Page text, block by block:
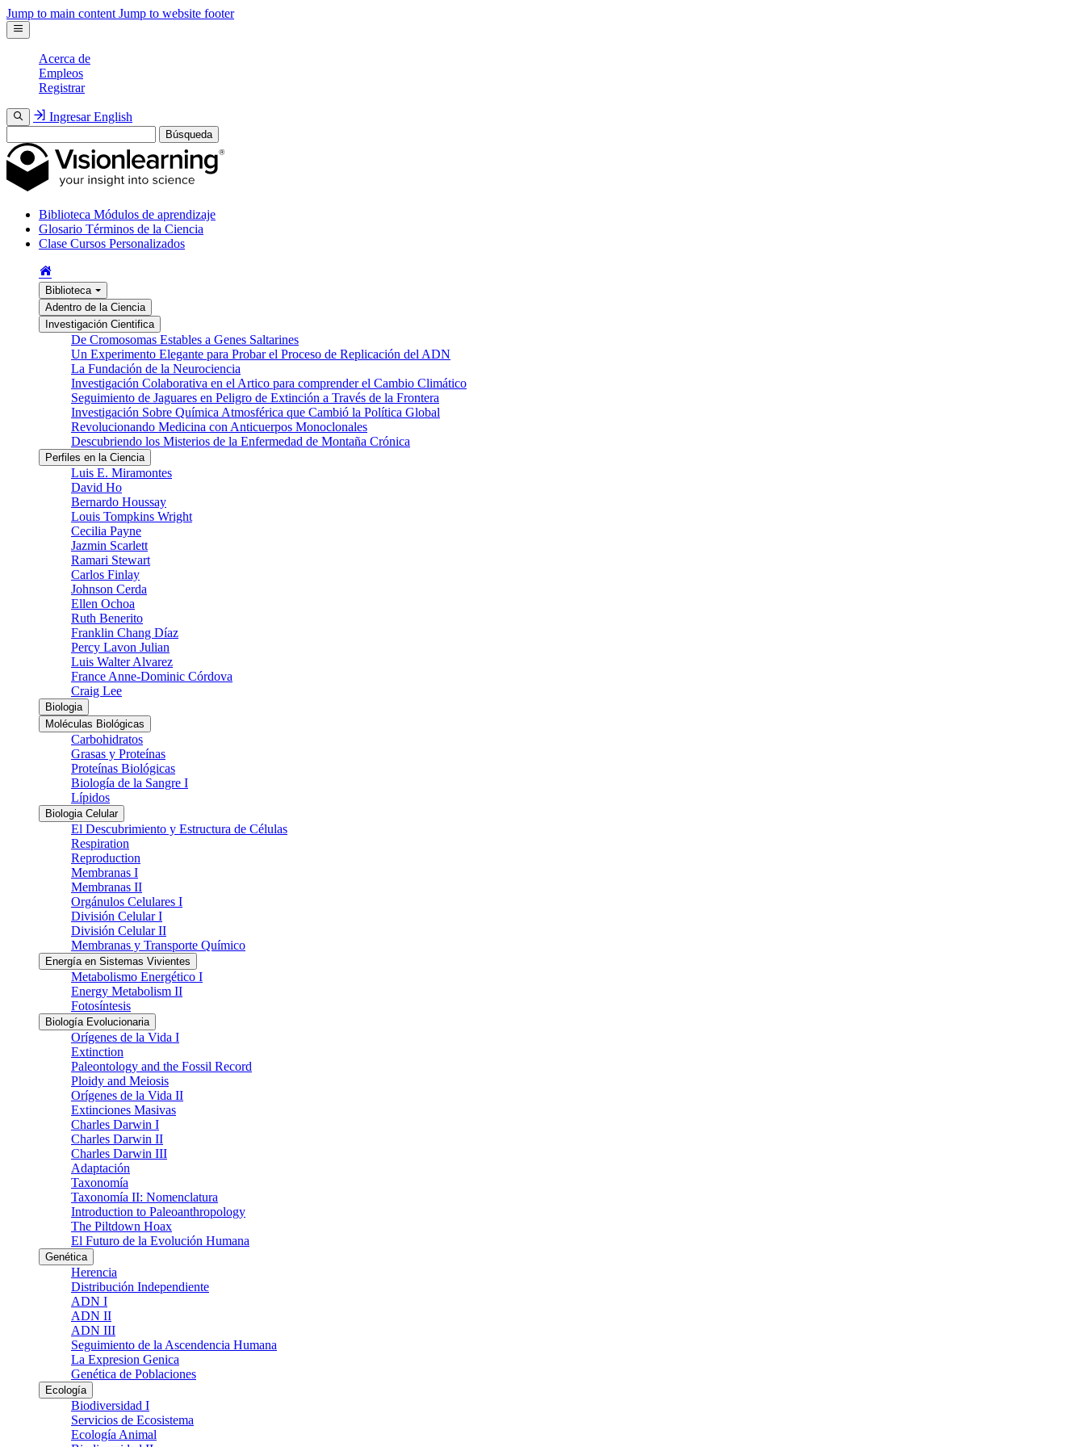
Jump to main content Jump to website footer
Acerca de
Empleos
Registrar
Ingresar English
Búsqueda
Biblioteca Módulos de aprendizaje
Glosario Términos de la Ciencia
Clase Cursos Personalizados
Biblioteca
Adentro de la Ciencia
Investigación Cientifica
De Cromosomas Estables a Genes Saltarines
Un Experimento Elegante para Probar el Proceso de Replicación del ADN
La Fundación de la Neurociencia
Investigación Colaborativa en el Artico para comprender el Cambio Climático
Seguimiento de Jaguares en Peligro de Extinción a Través de la Frontera
Investigación Sobre Química Atmosférica que Cambió la Política Global
Revolucionando Medicina con Anticuerpos Monoclonales
Descubriendo los Misterios de la Enfermedad de Montaña Crónica
Perfiles en la Ciencia
Luis E. Miramontes
David Ho
Bernardo Houssay
Louis Tompkins Wright
Cecilia Payne
Jazmin Scarlett
Ramari Stewart
Carlos Finlay
Johnson Cerda
Ellen Ochoa
Ruth Benerito
Franklin Chang Díaz
Percy Lavon Julian
Luis Walter Alvarez
France Anne-Dominic Córdova
Craig Lee
Biologia
Moléculas Biológicas
Carbohidratos
Grasas y Proteínas
Proteínas Biológicas
Biología de la Sangre I
Lípidos
Biologia Celular
El Descubrimiento y Estructura de Células
Respiration
Reproduction
Membranas I
Membranas II
Orgánulos Celulares I
División Celular I
División Celular II
Membranas y Transporte Químico
Energía en Sistemas Vivientes
Metabolismo Energético I
Energy Metabolism II
Fotosíntesis
Biología Evolucionaria
Orígenes de la Vida I
Extinction
Paleontology and the Fossil Record
Ploidy and Meiosis
Orígenes de la Vida II
Extinciones Masivas
Charles Darwin I
Charles Darwin II
Charles Darwin III
Adaptación
Taxonomía
Taxonomía II: Nomenclatura
Introduction to Paleoanthropology
The Piltdown Hoax
El Futuro de la Evolución Humana
Genética
Herencia
Distribución Independiente
ADN I
ADN II
ADN III
Seguimiento de la Ascendencia Humana
La Expresion Genica
Genética de Poblaciones
Ecología
Biodiversidad I
Servicios de Ecosistema
Ecología Animal